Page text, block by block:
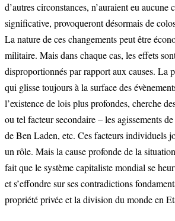
d’autres circonstances, n’auraient eu aucune
significative, provoqueront désormais de
La nature de ces changements peut être
militaire. Mais dans chaque cas, les effets
disproportionnés par rapport aux causes. La
qui glisse toujours à la surface des
l’existence de lois plus profondes, cherche
ou tel facteur secondaire – les agissements
de Ben Laden, etc. Ces facteurs individuels
un rôle. Mais la cause profonde de la
fait que le système capitaliste mondial se
et s’effondre sur ses contradictions
propriété privée et la division du monde en